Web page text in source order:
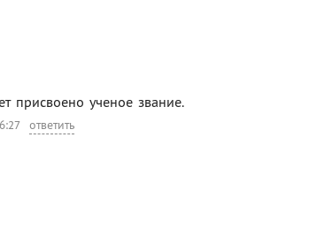
присвоено ученое звание.
ответить